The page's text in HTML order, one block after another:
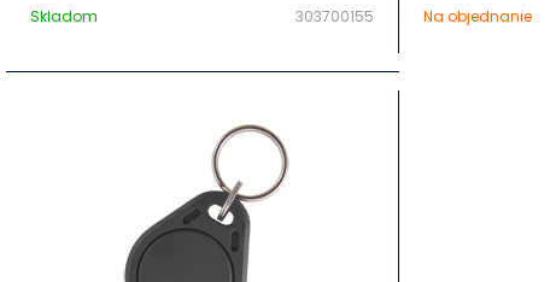
Skladom 303700155 Na objednanie